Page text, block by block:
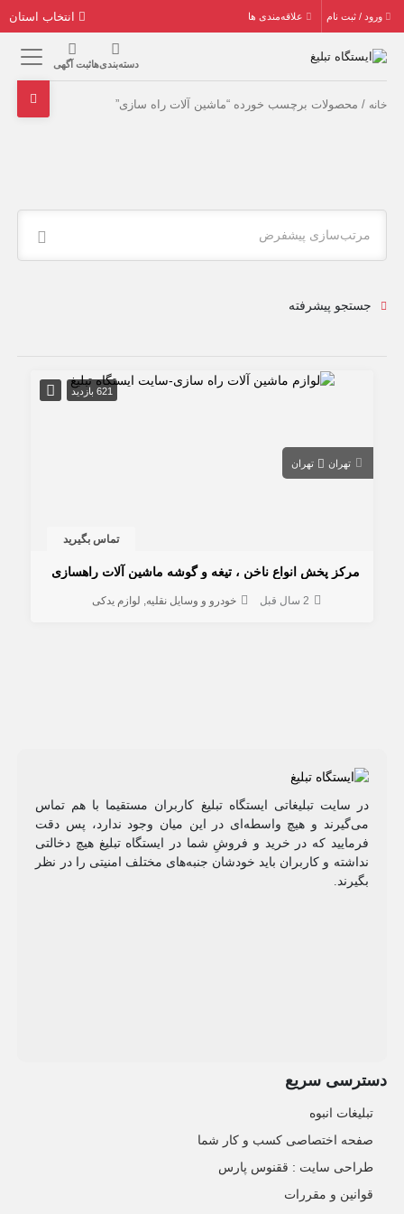
ورود / ثبت نام علاقه‌مندی ها
دسته‌بندی‌هاثبت آگهی
خانه / محصولات برچسب خورده “ماشین آلات راه سازی”
مرتب‌سازی پیشفرض
جستجو پیشرفته
621 بازدید
تهران تهران
تماس بگیرید
مرکز پخش انواع ناخن ، تیغه و گوشه ماشین آلات راهسازی
2 سال قبل خودرو و وسایل نقلیه لوازم یدکی
در سایت تبلیغاتی ایستگاه تبلیغ کاربران مستقیما با هم تماس
می‌گیرند و هیچ واسطه‌ای در این میان وجود ندارد، پس دقت
فرمایید که در خرید و فروشِ شما در ایستگاه تبلیغ هیچ دخالتی
نداشته و کاربران باید خودشان جنبه‌های مختلف امنیتی را در نظر
بگیرند.
دسترسی سریع
تبلیغات انبوه
صفحه اختصاصی کسب و کار شما
طراحی سایت :‌ ققنوس پارس
قوانین و مقررات